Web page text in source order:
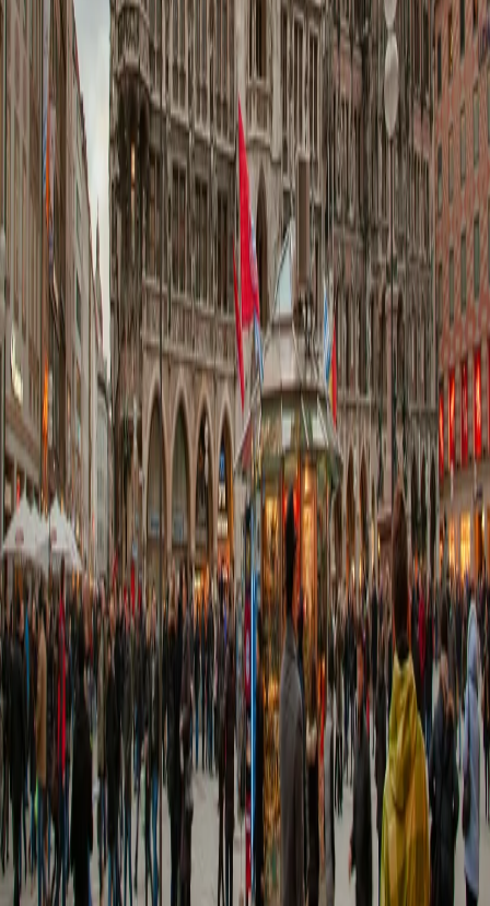
유럽
아시아
아프리카
중남미
북미
오세아니아
극지
99 different holidays
스타일
하이킹 & 트레킹
레일
애니멀
클래식
익스페디션
신발끈 정보
신발끈스토리
99 different holidays
슈캐스트
세계여행정보
여행공식
체력지수와 서비스레벨
가이드 운영 안내
여행지
스타일
신발끈 정보
문의전화
02-333-4151
상담시간평일 09:30 ~ 17:30 (주말·공휴일 휴무)
입금안내하나은행 298-910003-08304 신발끈
서울시 마포구 와우산로 24길 9(창전동 436-28) 신발끈여행사
신발끈여행사는 일반여행업 보증보험, 기획여행업 보증보험에 가입되
어 있습니다.